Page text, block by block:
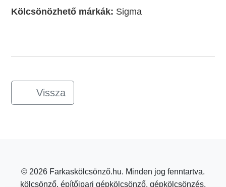
Kölcsönözhető márkák: Sigma
Vissza
© 2026 Farkaskölcsönző.hu. Minden jog fenntartva.
kölcsönző, építőipari gépkölcsönző, gépkölcsönzés,